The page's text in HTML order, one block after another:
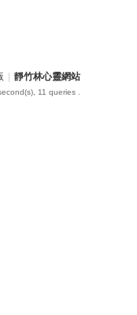
靜竹林心靈網站
11 queries .